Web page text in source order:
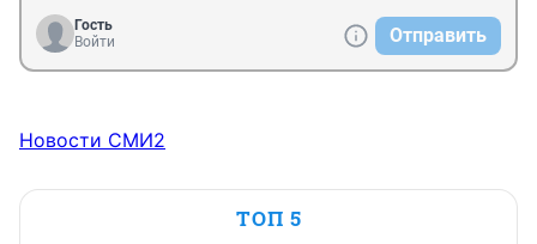
Гость
Войти
Отправить
Новости СМИ2
ТОП 5